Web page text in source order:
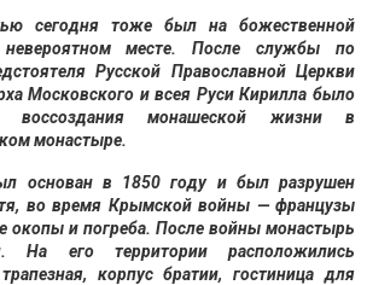
сегодня тоже был на божественной
месте. После службы по
Русской Православной Церкви
Московского и всея Руси Кирилла было
воссоздания монашеской жизни в
монастыре.
основан в 1850 году и был разрушен
во время Крымской войны — французы
окопы и погреба. После войны монастырь
На его территории расположились
корпус братии, гостиница для